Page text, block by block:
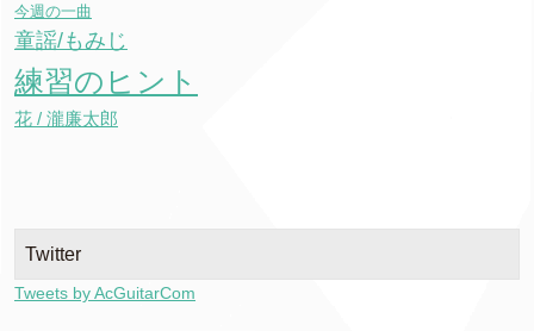
今週の一曲
童謡/もみじ
練習のヒント
花 / 瀧廉太郎
Twitter
Tweets by AcGuitarCom